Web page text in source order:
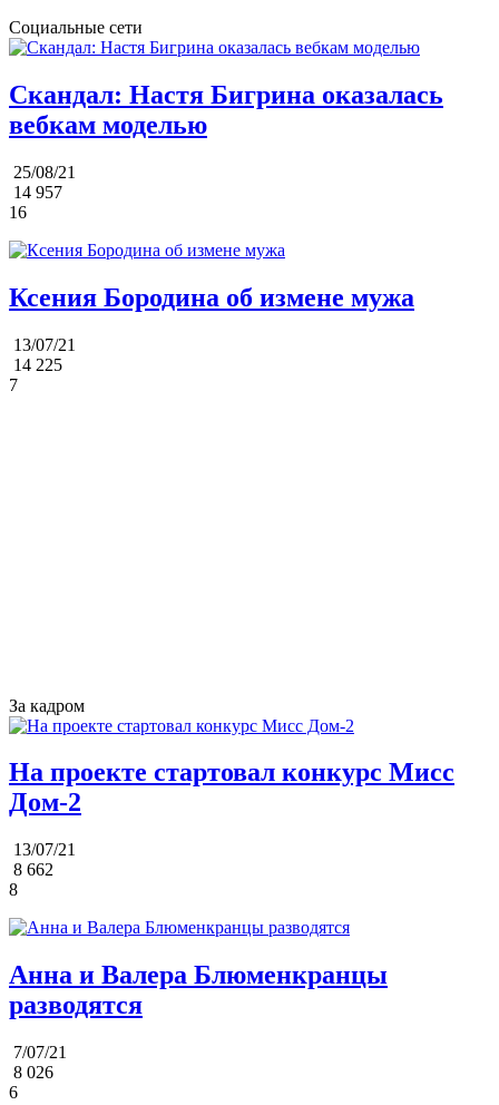
Социальные сети
Скандал: Настя Бигрина оказалась
вебкам моделью
25/08/21
14 957
16
Ксения Бородина об измене мужа
13/07/21
14 225
7
За кадром
На проекте стартовал конкурс Мисс
Дом-2
13/07/21
8 662
8
Анна и Валера Блюменкранцы
разводятся
7/07/21
8 026
6